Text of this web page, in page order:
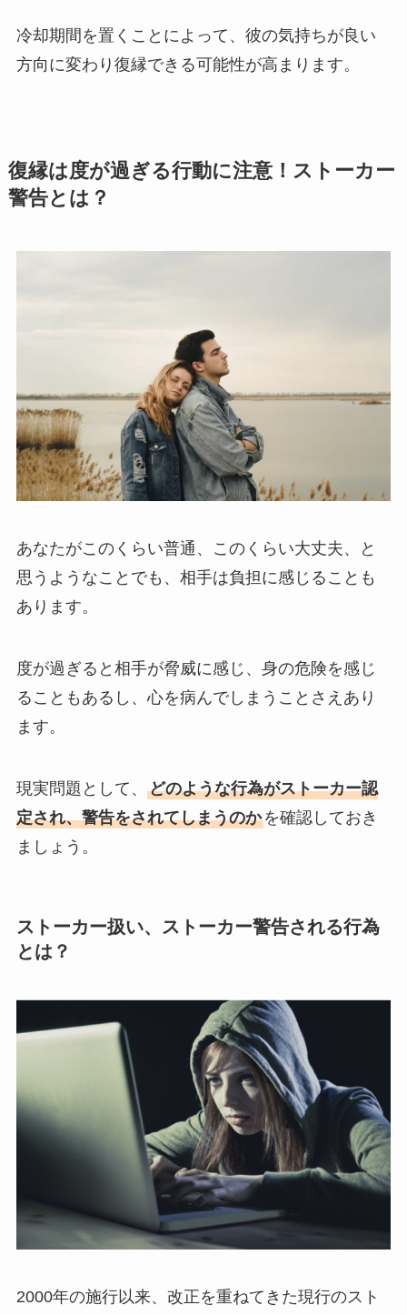
冷却期間を置くことによって、彼の気持ちが良い
方向に変わり復縁できる可能性が高まります。
復縁は度が過ぎる行動に注意！ストーカー
警告とは？
あなたがこのくらい普通、このくらい大丈夫、と
思うようなことでも、相手は負担に感じることも
あります。
度が過ぎると相手が脅威に感じ、身の危険を感じ
ることもあるし、心を病んでしまうことさえあり
ます。
現実問題として、 どのような行為がストーカー認
定され、警告をされてしまうのかを確認しておき
ましょう。
ストーカー扱い、ストーカー警告される行為
とは？
2000年の施行以来、改正を重ねてきた現行のスト